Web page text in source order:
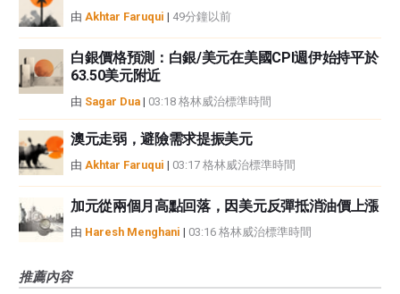
由 Akhtar Faruqui | 49分鐘以前
白銀價格預測：白銀/美元在美國CPI週伊始持平於
63.50美元附近
由 Sagar Dua | 03:18 格林威治標準時間
澳元走弱，避險需求提振美元
由 Akhtar Faruqui | 03:17 格林威治標準時間
加元從兩個月高點回落，因美元反彈抵消油價上漲
由 Haresh Menghani | 03:16 格林威治標準時間
推薦內容